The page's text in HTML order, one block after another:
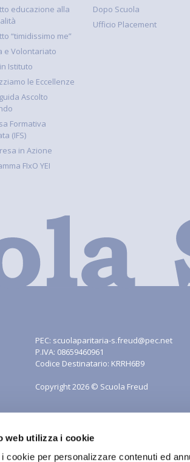
web utilizza i cookie
cookie per personalizzare contenuti ed
educazione alla
“timidissimo me”
e Volontariato
Istituto
le Eccellenze
Ascolto
Formativa
(IFS)
in Azione
FIxO YEI
Dopo Scuola
Ufficio Placement
PEC: scuolaparitaria-s.freud@pec.net
P.IVA: 08659460961
Codice Destinatario: KRRH6B9
Copyright 2026 © Scuola Freud